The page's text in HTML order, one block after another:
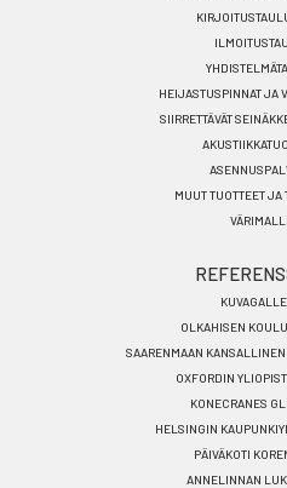
HEIJASTUSPINNAT JA
SIIRRETTÄVÄT
MUUT TUOTTEET JA
OLKAHISEN
SAARENMAAN
OXFORDIN
KONECRANES
HELSINGIN
PÄIVÄKOTI
ANNELINNAN